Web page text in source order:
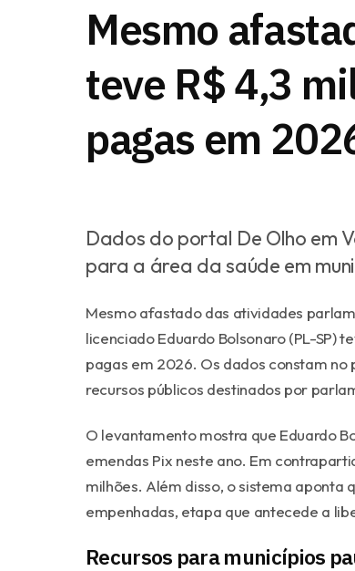
Mesmo
teve R$ 4,3
pagas em
Dados do portal De Olho em
para a área da saúde em
Mesmo afastado das atividades
licenciado Eduardo Bolsonaro (PL-SP)
pagas em 2026. Os dados constam
recursos públicos destinados por
O levantamento mostra que Eduardo
emendas Pix neste ano. Em
milhões. Além disso, o sistema aponta
empenhadas, etapa que antecede a
Recursos para municípios